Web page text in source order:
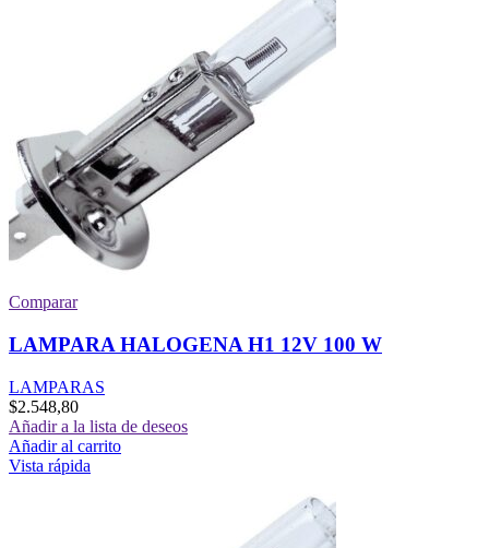
Comparar
LAMPARA HALOGENA H1 12V 100 W
LAMPARAS
$2.548,80
Añadir a la lista de deseos
Añadir al carrito
Vista rápida